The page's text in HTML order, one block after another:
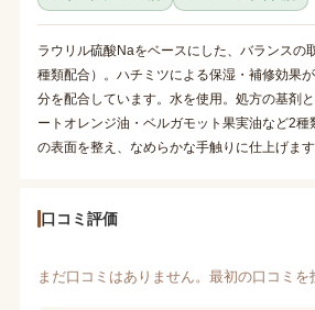
ラウリル硫酸Naをベースにした、バランスの
種類配合）。ハチミツによる保湿・補修効果
分を配合しています。水を使用。処方の基剤
ートオレンジ油・ベルガモット果実油など2
の表面を整え、なめらかな手触りに仕上げます
口コミ評価
まだ口コミはありません。最初の口コミを